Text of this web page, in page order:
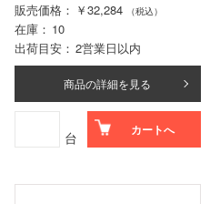
販売価格
￥32,284 （税込）
在庫
10
出荷目安
2営業日以内
商品の詳細を見る
台 カートへ